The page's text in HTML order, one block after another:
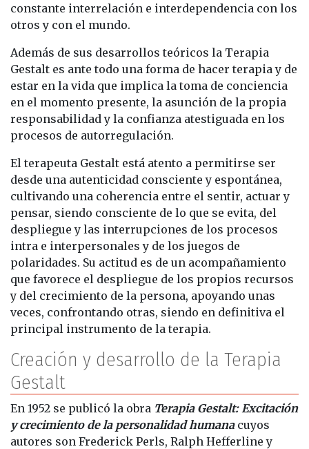
constante interrelación e interdependencia con los
otros y con el mundo.
Además de sus desarrollos teóricos la Terapia
Gestalt es ante todo una forma de hacer terapia y de
estar en la vida que implica la toma de conciencia
en el momento presente, la asunción de la propia
responsabilidad y la confianza atestiguada en los
procesos de autorregulación.
El terapeuta Gestalt está atento a permitirse ser
desde una autenticidad consciente y espontánea,
cultivando una coherencia entre el sentir, actuar y
pensar, siendo consciente de lo que se evita, del
despliegue y las interrupciones de los procesos
intra e interpersonales y de los juegos de
polaridades. Su actitud es de un acompañamiento
que favorece el despliegue de los propios recursos
y del crecimiento de la persona, apoyando unas
veces, confrontando otras, siendo en definitiva el
principal instrumento de la terapia.
Creación y desarrollo de la Terapia
Gestalt
En 1952 se publicó la obra Terapia Gestalt: Excitación
y crecimiento de la personalidad humanacuyos
autores son Frederick Perls, Ralph Hefferline y